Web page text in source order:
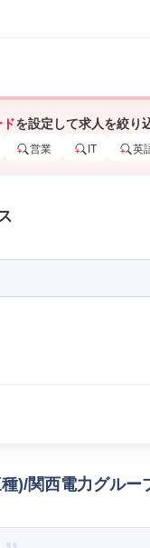
を設定して求人を絞り
営業 IT 英
)/関西電力グルー